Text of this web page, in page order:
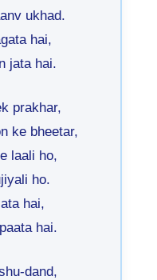
ukhad.
hai,
jata hai.
prakhar,
ke bheetar,
laali ho,
ho.
hai,
hai.
dand,